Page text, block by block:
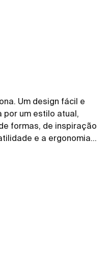
Um design fácil e
por um estilo atual,
formas, de inspiração
e a ergonomia